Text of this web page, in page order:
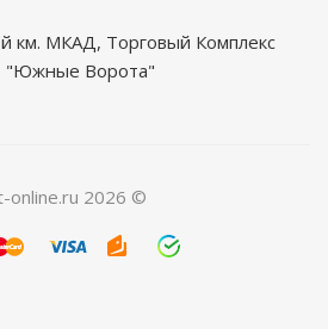
км. МКАД, Торговый Комплекс
"Южные Ворота"
online.ru 2026 ©